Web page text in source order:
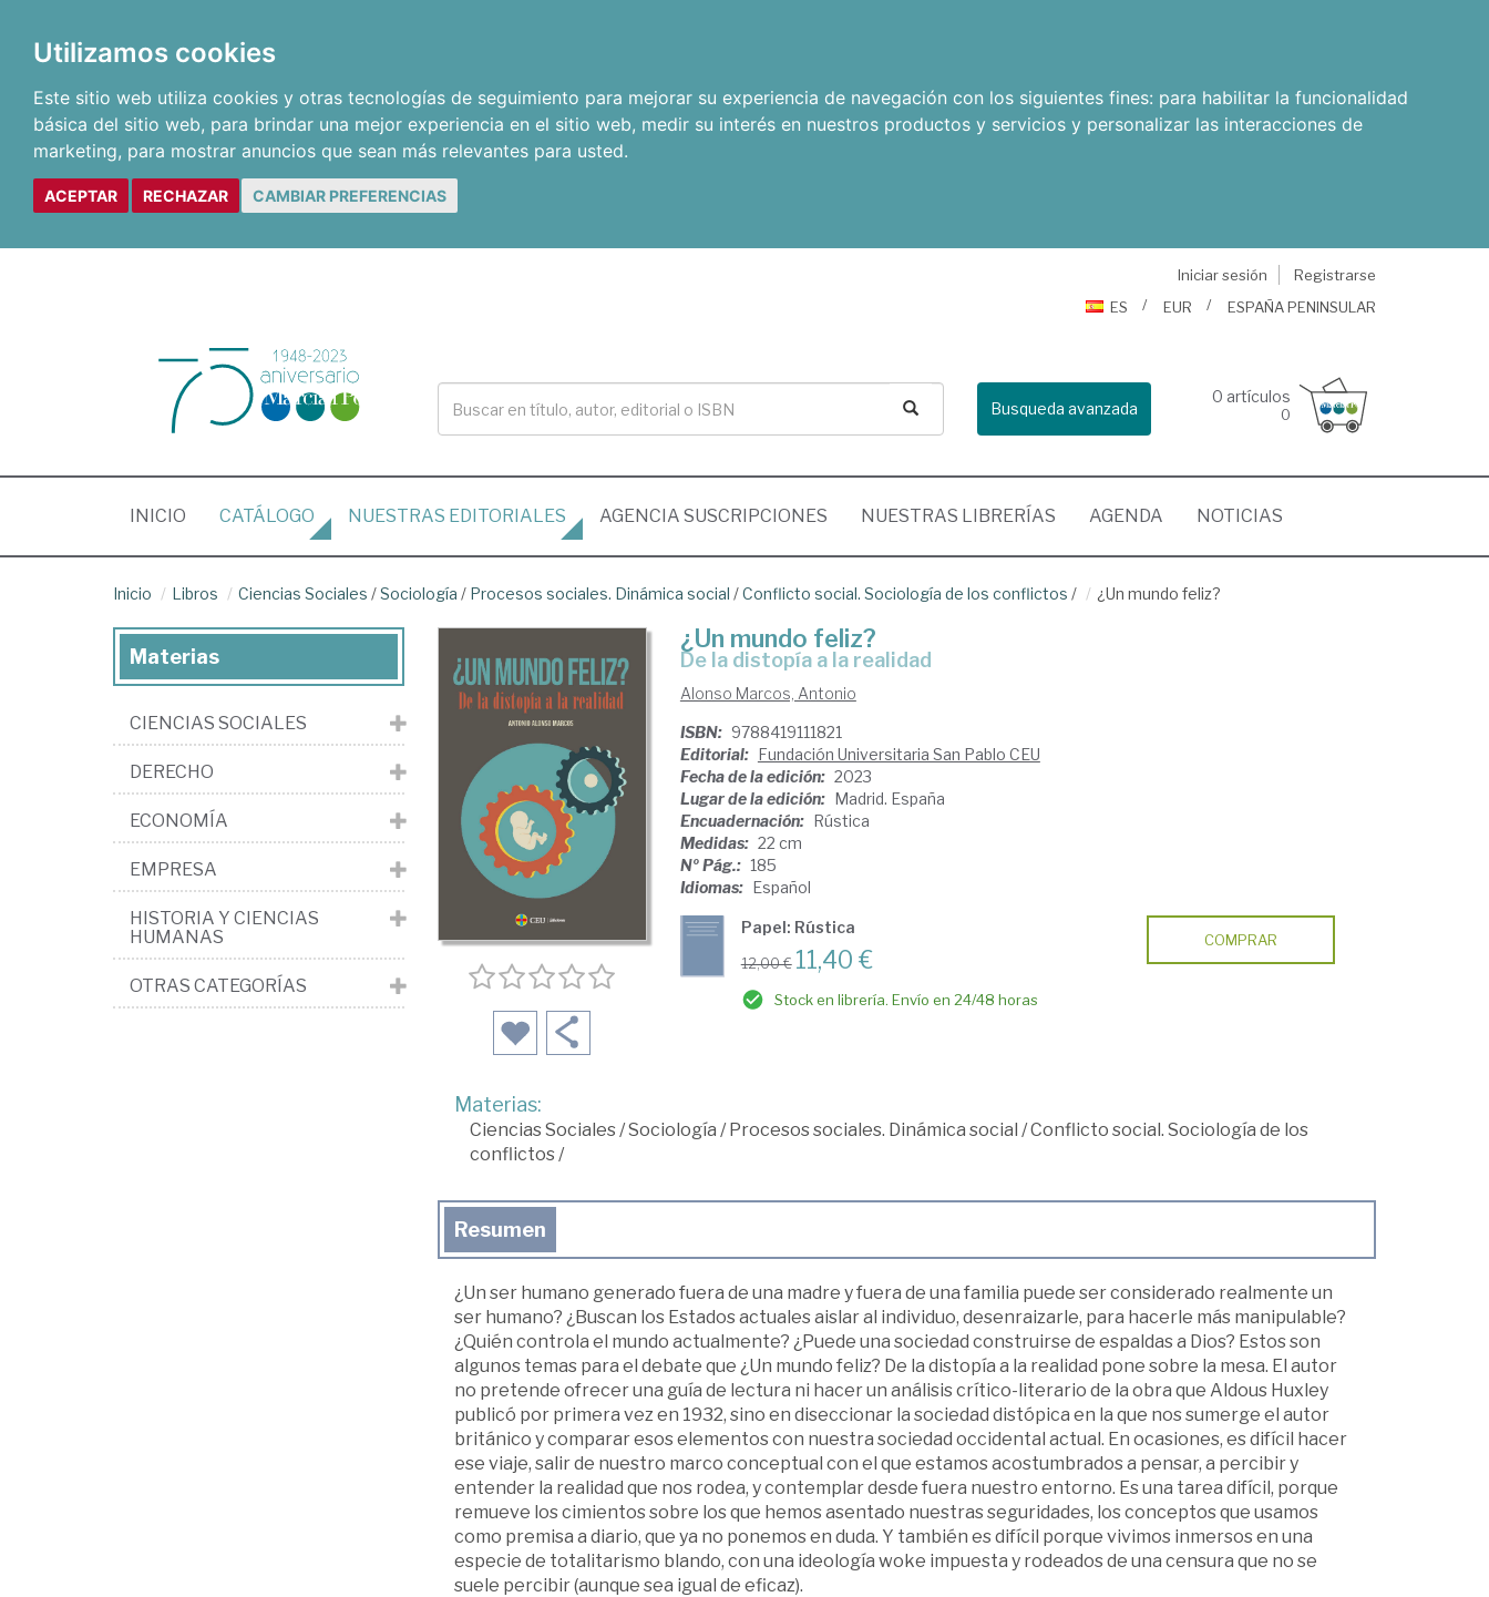
Utilizamos cookies
Este sitio web utiliza cookies y otras tecnologías de seguimiento para mejorar su experiencia de navegación con los siguientes fines: para habilitar la funcionalidad
básica del sitio web, para brindar una mejor experiencia en el sitio web, medir su interés en nuestros productos y servicios y personalizar las interacciones de
marketing, para mostrar anuncios que sean más relevantes para usted.
ACEPTAR RECHAZAR CAMBIAR PREFERENCIAS
Iniciar sesión
Registrarse
ES
EUR ESPAÑA PENINSULAR
Busqueda avanzada
0 artículos
0
INICIO (CURRENT)
CATÁLOGO NUESTRAS EDITORIALES AGENCIA SUSCRIPCIONES NUESTRAS LIBRERÍAS AGENDA NOTICIAS
Inicio Libros Ciencias Sociales /Sociología / Procesos sociales. Dinámica social /Conflicto social. Sociología de los conflictos / ¿Un mundo feliz?
¿Un mundo feliz?
De la distopía a la realidad
Alonso Marcos, Antonio
ISBN: 9788419111821
Editorial: Fundación Universitaria San Pablo CEU
Fecha de la edición: 2023
Lugar de la edición: Madrid. España
Encuadernación: Rústica
Medidas: 22 cm
Nº Pág.: 185
Idiomas: Español
Papel: Rústica
12,00 € 11,40 €
Stock en librería. Envío en 24/48 horas
COMPRAR
Materias:
Ciencias Sociales/Sociología /Procesos sociales. Dinámica social /Conflicto social. Sociología de los
conflictos/
Resumen
¿Un ser humano generado fuera de una madre y fuera de una familia puede ser considerado realmente un
ser humano? ¿Buscan los Estados actuales aislar al individuo, desenraizarle, para hacerle más manipulable?
¿Quién controla el mundo actualmente? ¿Puede una sociedad construirse de espaldas a Dios? Estos son
algunos temas para el debate que ¿Un mundo feliz? De la distopía a la realidad pone sobre la mesa. El autor
no pretende ofrecer una guía de lectura ni hacer un análisis crítico-literario de la obra que Aldous Huxley
publicó por primera vez en 1932, sino en diseccionar la sociedad distópica en la que nos sumerge el autor
británico y comparar esos elementos con nuestra sociedad occidental actual. En ocasiones, es difícil hacer
ese viaje, salir de nuestro marco conceptual con el que estamos acostumbrados a pensar, a percibir y
entender la realidad que nos rodea, y contemplar desde fuera nuestro entorno. Es una tarea difícil, porque
remueve los cimientos sobre los que hemos asentado nuestras seguridades, los conceptos que usamos
como premisa a diario, que ya no ponemos en duda. Y también es difícil porque vivimos inmersos en una
especie de totalitarismo blando, con una ideología woke impuesta y rodeados de una censura que no se
suele percibir (aunque sea igual de eficaz).
Materias
CIENCIAS SOCIALES
DERECHO
ECONOMÍA
EMPRESA
HISTORIA Y CIENCIAS
HUMANAS
OTRAS CATEGORÍAS